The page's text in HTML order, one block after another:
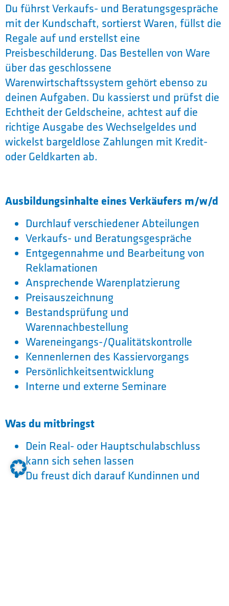
Du führst Verkaufs- und Beratungsgespräche
mit der Kundschaft, sortierst Waren, füllst die
Regale auf und erstellst eine
Preisbeschilderung. Das Bestellen von Ware
über das geschlossene
Warenwirtschaftssystem gehört ebenso zu
deinen Aufgaben. Du kassierst und prüfst die
Echtheit der Geldscheine, achtest auf die
richtige Ausgabe des Wechselgeldes und
wickelst bargeldlose Zahlungen mit Kredit-
oder Geldkarten ab.
Ausbildungsinhalte eines Verkäufers m/w/d
Durchlauf verschiedener Abteilungen
Verkaufs- und Beratungsgespräche
Entgegennahme und Bearbeitung von
Reklamationen
Ansprechende Warenplatzierung
Preisauszeichnung
Bestandsprüfung und
Warennachbestellung
Wareneingangs-/Qualitätskontrolle
Kennenlernen des Kassiervorgangs
Persönlichkeitsentwicklung
Interne und externe Seminare
Was du mitbringst
Dein Real- oder Hauptschulabschluss
kann sich sehen lassen
Du freust dich darauf Kundinnen und